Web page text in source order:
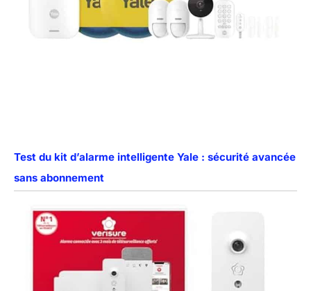
Test du kit d’alarme intelligente Yale : sécurité avancée
sans abonnement